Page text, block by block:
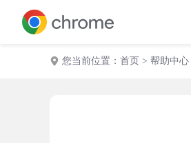
您当前位置： 首页 > 帮助中心